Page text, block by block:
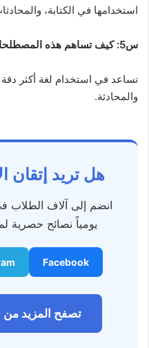
استخدامها في الكتابة،
س5: كيف تساهم هذه المصطلحات في تحسين درجة آيلتس؟
تساعد في استخدام لغة أكثر
والمحادثة.
هل تريد إتقان
انضم إلى آلاف الطلاب
يومياً نصائح حصرية
Facebook
تصفح المزيد من